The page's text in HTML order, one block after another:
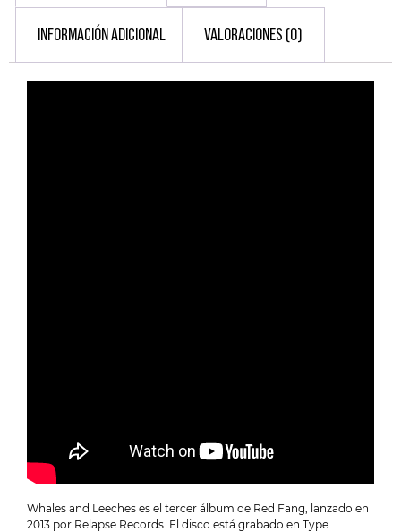
INFORMACIÓN ADICIONAL VALORACIONES (0)
Whales and Leeches es el tercer álbum de Red Fang, lanzado en
2013 por Relapse Records. El disco está grabado en Type